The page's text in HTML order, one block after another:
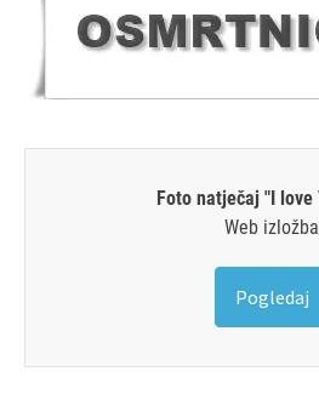
Foto natječaj "I love
Web izložba
Pogledaj